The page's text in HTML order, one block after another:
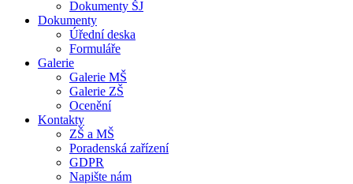
Dokumenty ŠJ
Dokumenty
Úřední deska
Formuláře
Galerie
Galerie MŠ
Galerie ZŠ
Ocenění
Kontakty
ZŠ a MŠ
Poradenská zařízení
GDPR
Napište nám